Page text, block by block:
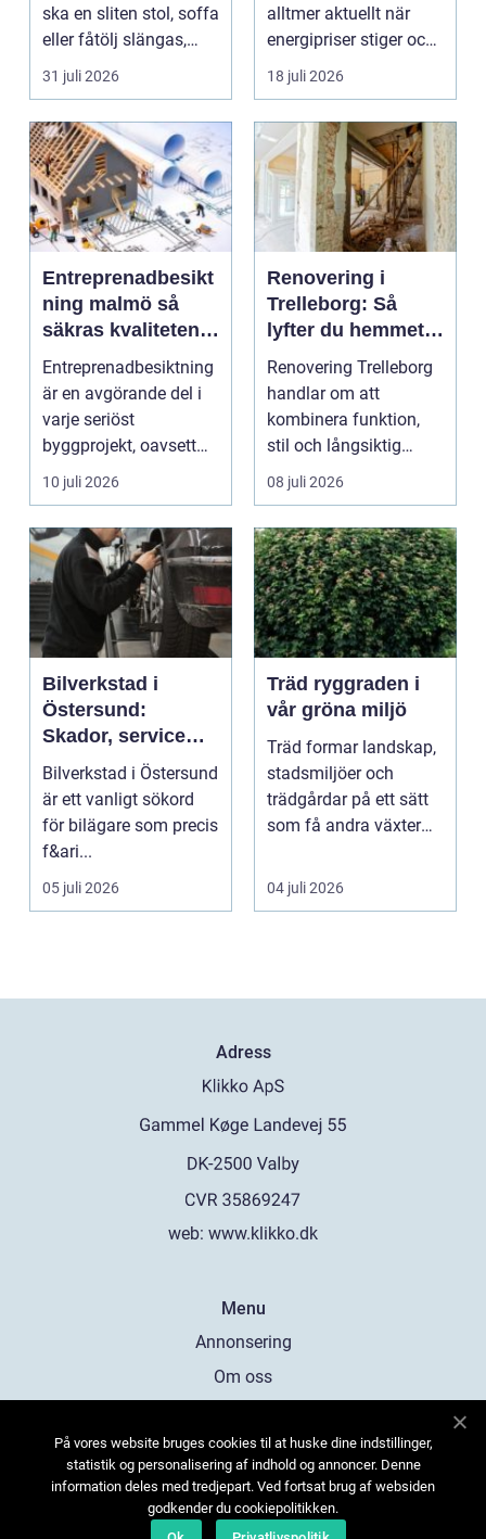
ska en sliten stol, soffa
eller fåtölj slängas,
säljas billi...
31 juli 2026
alltmer aktuellt när
energipriser stiger och
fler vill sän...
18 juli 2026
Entreprenadbesikt
ning malmö så
säkras kvaliteten i
byggprojekt
Entreprenadbesiktning
är en avgörande del i
varje seriöst
byggprojekt, oavsett
om det handlar om en
10 juli 2026
Renovering i
Trelleborg: Så
lyfter du hemmet
på ett smart sätt
Renovering Trelleborg
handlar om att
kombinera funktion,
stil och långsiktig
ekonomi i samma p...
08 juli 2026
Bilverkstad i
Östersund:
Skador, service
och smarta val för
din bil
Bilverkstad i Östersund
är ett vanligt sökord
för bilägare som precis
f&ari...
05 juli 2026
Träd ryggraden i
vår gröna miljö
Träd formar landskap,
stadsmiljöer och
trädgårdar på ett sätt
som få andra växter
04 juli 2026
Adress
web: www.klikko.dk
Menu
Annonsering
Om oss
Kontakta oss
Sitemap
På vores website bruges cookies til at huske dine indstillinger,
statistik og personalisering af indhold og annoncer. Denne
information deles med tredjepart. Ved fortsat brug af websiden
godkender du cookiepolitikken.